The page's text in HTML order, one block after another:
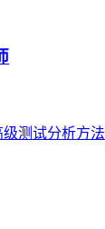
测试分析方法